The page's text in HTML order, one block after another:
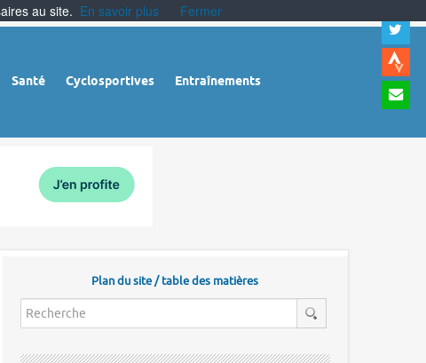
Santé Cyclosportives Entraînements
à
Plan du site / table des matières
au site. En savoir plus Fermer